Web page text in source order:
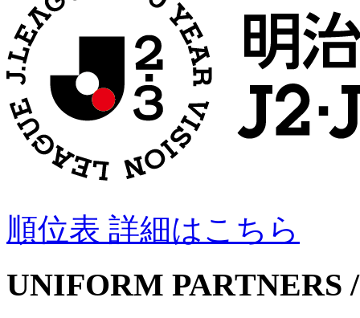
順位表 詳細はこちら
UNIFORM PARTNERS